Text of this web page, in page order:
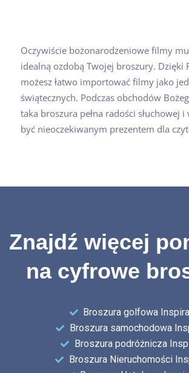
Oczywiście bożonarodzeniowe filmy
idealną ozdobą Twojej broszury. Dzięki
możesz łatwo importować filmy jako
świątecznych. Podczas obchodów
taka broszura pełna radości słuchowej
być nieoczekiwanym prezentem dla
Znajdź więcej
na cyfrowe
Broszura golfowa
Broszura samochodowa
Broszura podróżnicza
Broszura Nieruchomości